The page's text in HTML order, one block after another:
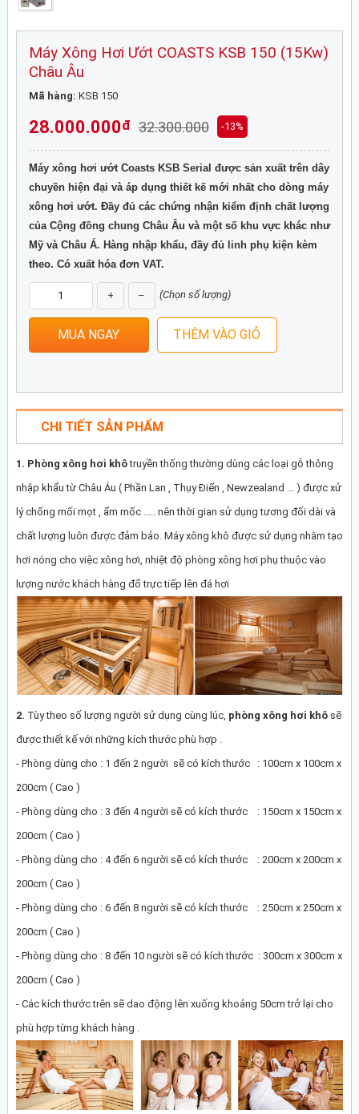
Máy Xông Hơi Ướt COASTS KSB 150 (15Kw)
Châu Âu
Mã hàng: KSB 150
28.000.000đ 32.300.000 -13%
Máy xông hơi ướt Coasts KSB Serial được sản xuất trên dây
chuyền hiện đại và áp dụng thiết kế mới nhất cho dòng máy
xông hơi ướt. Đầy đủ các chứng nhận kiểm định chất lượng
của Cộng đồng chung Châu Âu và một số khu vực khác như
Mỹ và Châu Á. Hàng nhập khẩu, đầy đủ linh phụ kiện kèm
theo. Có xuất hóa đơn VAT.
+ – (Chọn số lượng)
CHI TIẾT SẢN PHẨM
1. Phòng xông hơi khôtruyền thống thường dùng các loại gỗ thông
nhập khẩu từ Châu Âu ( Phần Lan , Thụy Điển , Newzealand ... ) được xử
lý chống mối mọt , ẩm mốc ..... nên thời gian sử dụng tương đối dài và
chất lượng luôn được đảm bảo. Máy xông khô được sử dụng nhằm tạo
hơi nóng cho việc xông hơi, nhiệt độ phòng xông hơi phụ thuộc vào
lượng nước khách hàng đổ trực tiếp lên đá hơi
2. Tùy theo số lượng người sử dụng cùng lúc, phòng xông hơi khô sẽ
được thiết kế với những kích thước phù hợp .
- Phòng dùng cho : 1 đến 2 người sẽ có kích thước : 100cm x 100cm x
200cm ( Cao )
- Phòng dùng cho : 3 đến 4 người sẽ có kích thước : 150cm x 150cm x
200cm ( Cao )
- Phòng dùng cho : 4 đến 6 người sẽ có kích thước : 200cm x 200cm x
200cm ( Cao )
- Phòng dùng cho : 6 đến 8 người sẽ có kích thước : 250cm x 250cm x
200cm ( Cao )
- Phòng dùng cho : 8 đến 10 người sẽ có kích thước : 300cm x 300cm x
200cm ( Cao )
- Các kích thước trên sẽ dao động lên xuống khoảng 50cm trở lại cho
phù hợp từng khách hàng .